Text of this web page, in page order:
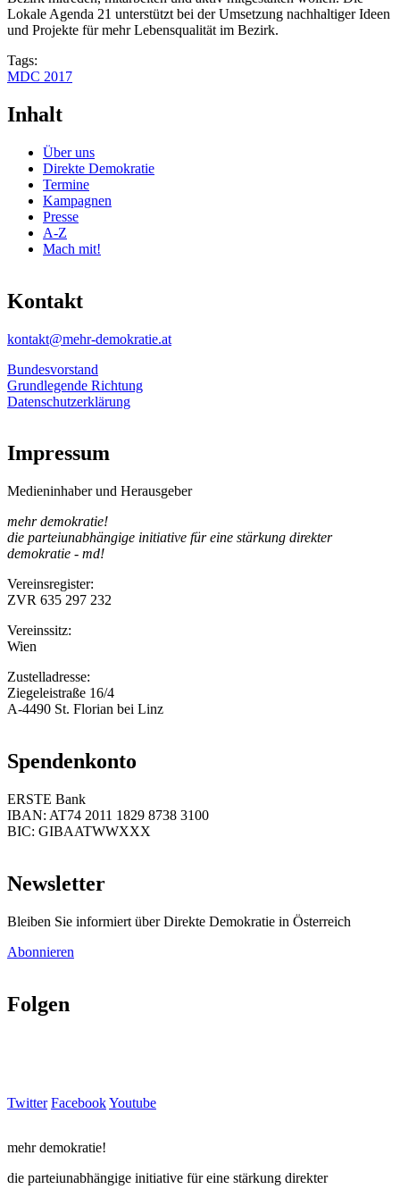
Lokale Agenda 21 unterstützt bei der Umsetzung nachhaltiger Ideen
und Projekte für mehr Lebensqualität im Bezirk.
Tags:
MDC 2017
Inhalt
Über uns
Direkte Demokratie
Termine
Kampagnen
Presse
A-Z
Mach mit!
Kontakt
kontakt@mehr-demokratie.at
Bundesvorstand
Grundlegende Richtung
Datenschutzerklärung
Impressum
Medieninhaber und Herausgeber
mehr demokratie!
die parteiunabhängige initiative für eine stärkung direkter
demokratie - md!
Vereinsregister:
ZVR 635 297 232
Vereinssitz:
Wien
Zustelladresse:
Ziegeleistraße 16/4
A-4490 St. Florian bei Linz
Spendenkonto
ERSTE Bank
IBAN: AT74 2011 1829 8738 3100
BIC: GIBAATWWXXX
Newsletter
Bleiben Sie informiert über Direkte Demokratie in Österreich
Abonnieren
Folgen
Twitter FacebookYoutube
mehr demokratie!
die parteiunabhängige initiative für eine stärkung direkter